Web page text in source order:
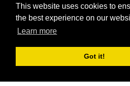
This website uses cookies to
the best experience on our
Learn more
Got it!